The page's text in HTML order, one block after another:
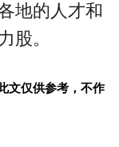
地的人才和
股。
文仅供参考，不作